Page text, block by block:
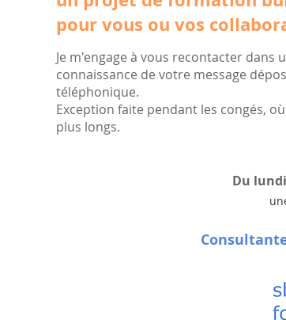
pour vous ou vos
Je m'engage à vous recontacter dans
connaissance de votre message
téléphonique.
Exception faite pendant les congés,
plus longs.
Du